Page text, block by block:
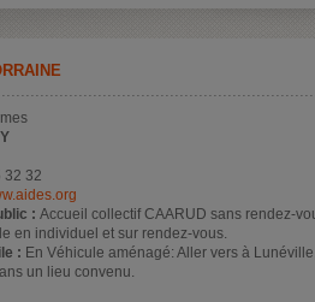
32 32
: Accueil collectif CAARUD sans rendez-
en individuel et sur rendez-vous.
: En Véhicule aménagé: Aller vers à
un lieu convenu.